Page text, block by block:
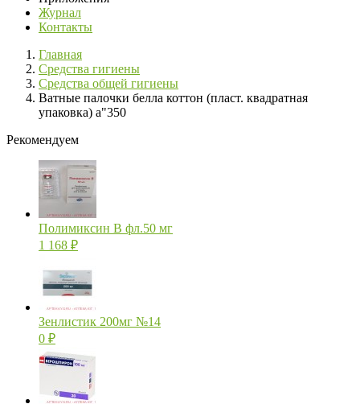
Журнал
Контакты
Главная
Средства гигиены
Средства общей гигиены
Ватные палочки белла коттон (пласт. квадратная
упаковка) a"350
Рекомендуем
Полимиксин В фл.50 мг
1 168 ₽
Зенлистик 200мг №14
0 ₽